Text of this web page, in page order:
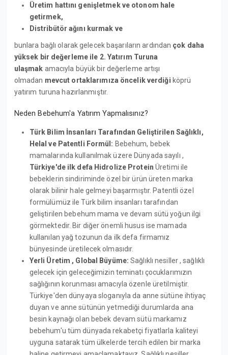
Üretim hattını genişletmek ve otonom hale
getirmek,
Distribütör ağını kurmak ve
bunlara bağlı olarak gelecek başarıların ardından çok daha
yüksek bir değerleme ile 2. Yatırım Turuna
ulaşmak amacıyla büyük bir değerleme artışı
olmadan mevcut ortaklarımıza öncelik verdiği köprü
yatırım turuna hazırlanmıştır.
Neden Bebehum'a Yatırım Yapmalısınız?
Türk Bilim İnsanları Tarafından Geliştirilen Sağlıklı,
Helal ve Patentli Formül: Bebehum, bebek
mamalarında kullanılmak üzere Dünyada sayılı ,
Türkiye'de ilk defa Hidrolize Protein Üretimi ile
bebeklerin sindiriminde özel bir ürün üreten marka
olarak bilinir hale gelmeyi başarmıştır. Patentli özel
formülümüz ile Türk bilim insanları tarafından
geliştirilen bebehum mama ve devam sütü yoğun ilgi
görmektedir. Bir diğer önemli husus ise mamada
kullanılan yağ tozunun da ilk defa firmamız
bünyesinde üretilecek olmasıdır.
Yerli Üretim , Global Büyüme:Sağlıklı nesiller , sağlıklı
gelecek için geleceğimizin teminatı çocuklarımızın
sağlığının korunması amacıyla özenle üretilmiştir.
Türkiye'den dünyaya sloganıyla da anne sütüne ihtiyaç
duyan ve anne sütünün yetmediği durumlarda ana
besin kaynağı olan bebek devam sütü markamız
bebehum'u tüm dünyada rekabetçi fiyatlarla kaliteyi
uyguna satarak tüm ülkelerde tercih edilen bir marka